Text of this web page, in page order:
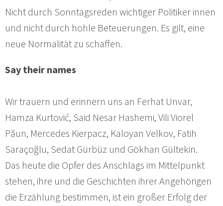
Nicht durch Sonntagsreden wichtiger Politiker innen
und nicht durch hohle Beteuerungen. Es gilt, eine
neue Normalität zu schaffen.
Say their names
Wir trauern und erinnern uns an Ferhat Unvar,
Hamza Kurtović, Said Nesar Hashemi, Vili Viorel
Păun, Mercedes Kierpacz, Kaloyan Velkov, Fatih
Saraçoğlu, Sedat Gürbüz und Gökhan Gültekin.
Das heute die Opfer des Anschlags im Mittelpunkt
stehen, ihre und die Geschichten ihrer Angehörigen
die Erzählung bestimmen, ist ein großer Erfolg der